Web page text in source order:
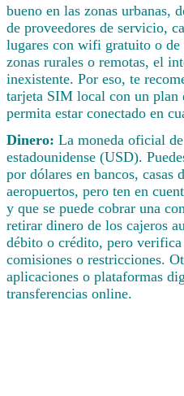
bueno en las zonas urbanas,
de proveedores de servicio,
lugares con wifi gratuito o de
zonas rurales o remotas, el
inexistente. Por eso, te
tarjeta SIM local con un plan
permita estar conectado en
Dinero: La moneda oficial
estadounidense (USD).
por dólares en bancos, casas
aeropuertos, pero ten en
y que se puede cobrar una
retirar dinero de los cajeros
débito o crédito, pero
comisiones o restricciones.
aplicaciones o plataformas
transferencias online.